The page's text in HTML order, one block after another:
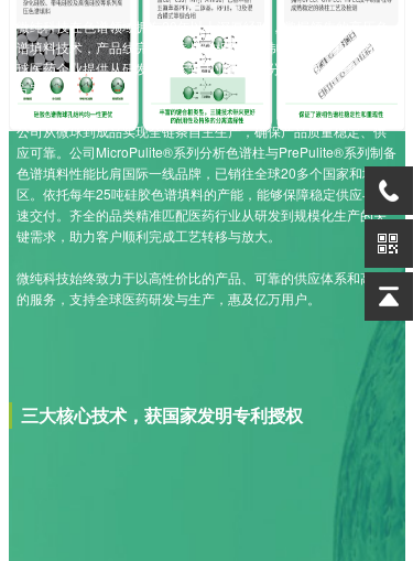
微纯科技在色谱领域拥有20年以上深厚经验，掌握领先的高压色
谱填料技术，产品线完整覆盖从分析到工业制备的全流程，为全
球医药企业提供从研发、临床到工业制备的分析检测及纯化解决
方案。
公司从微球到成品实现全链条自主生产，确保产品质量稳定、供
应可靠。公司MicroPulite®系列分析色谱柱与PrePulite®系列制备
色谱填料性能比肩国际一线品牌，已销往全球20多个国家和地
区。依托每年25吨硅胶色谱填料的产能，能够保障稳定供应与快
速交付。齐全的品类精准匹配医药行业从研发到规模化生产的关
键需求，助力客户顺利完成工艺转移与放大。
微纯科技始终致力于以高性价比的产品、可靠的供应体系和高效
的服务，支持全球医药研发与生产，惠及亿万用户。
三大核心技术，获国家发明专利授权